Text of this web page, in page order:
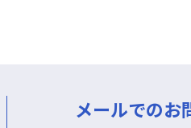
メールでのお